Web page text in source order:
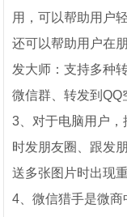
用，可以帮助用户
还可以帮助用户在
发大师：支持多种
微信群、转发到QQ
3、对于电脑用户
时发朋友圈、跟发
送多张图片时出现
4、微信猎手是微